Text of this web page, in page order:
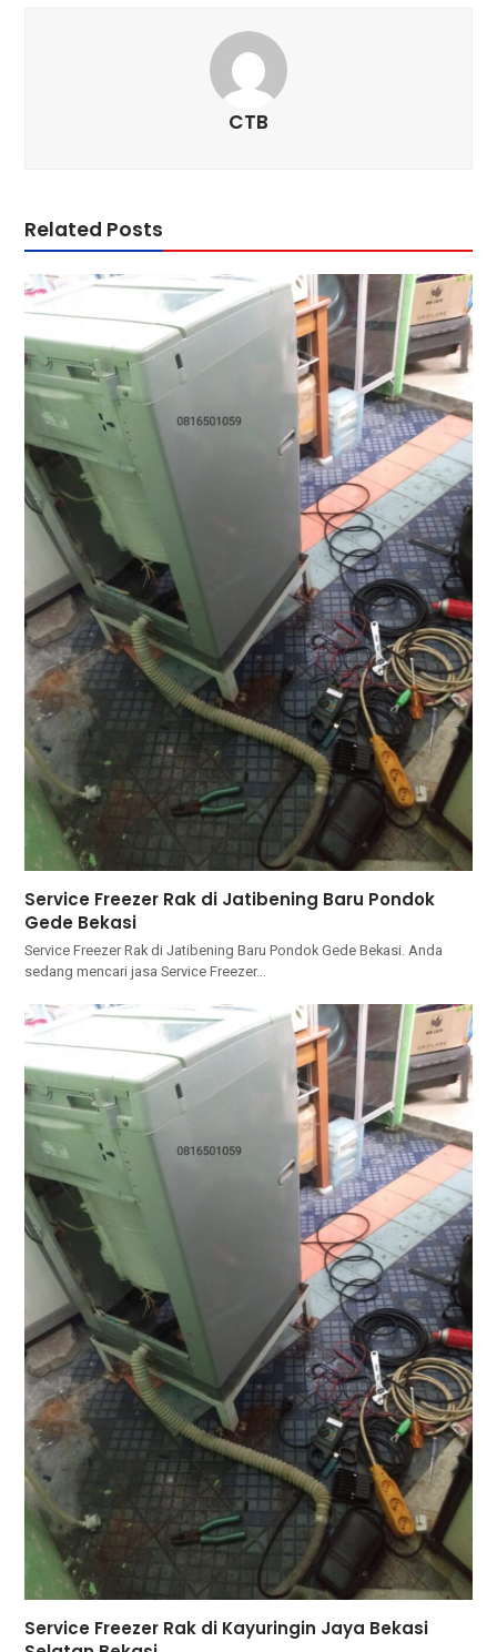
CTB
Related Posts
Service Freezer Rak di Jatibening Baru Pondok
Gede Bekasi
Service Freezer Rak di Jatibening Baru Pondok Gede Bekasi. Andа
ѕеdаng mencari jasa Service Freezer…
Service Freezer Rak di Kayuringin Jaya Bekasi